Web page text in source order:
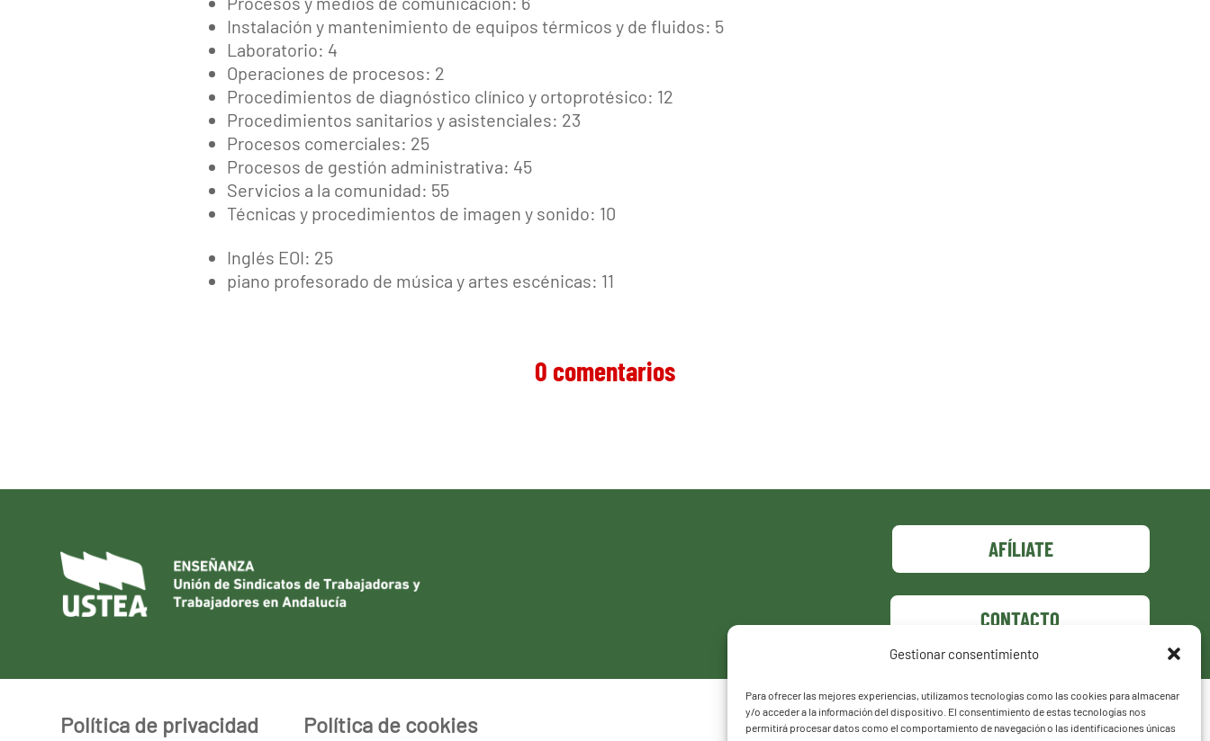
Gestionar consentimiento
Para ofrecer las mejores experiencias, utilizamos tecnologías como las cookies para almacenar
y/o acceder a la información del dispositivo. El consentimiento de estas tecnologías nos
permitirá procesar datos como el comportamiento de navegación o las identificaciones únicas
Instalación y mantenimiento de equipos térmicos y de fluidos: 5
Laboratorio: 4
Operaciones de procesos: 2
Procedimientos de diagnóstico clínico y ortoprotésico: 12
Procedimientos sanitarios y asistenciales: 23
Procesos comerciales: 25
Procesos de gestión administrativa: 45
Servicios a la comunidad: 55
Técnicas y procedimientos de imagen y sonido: 10
Inglés EOI: 25
piano profesorado de música y artes escénicas: 11
0 comentarios
AFÍLIATE
CONTACTO
Política de privacidad Política de cookies